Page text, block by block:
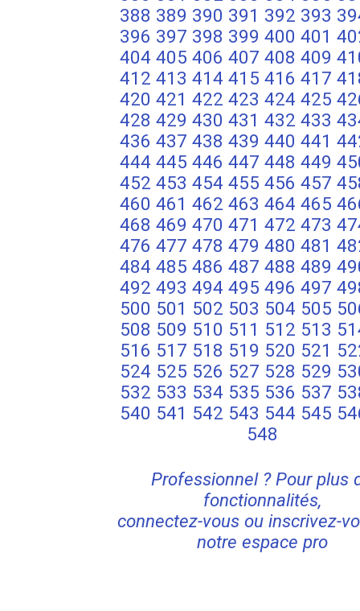
388 389 390 391 392 393
396 397 398 399 400 401
404 405 406 407 408 409
412 413 414 415 416 417
420 421 422 423 424 425
428 429 430 431 432 433
436 437 438 439 440 441
444 445 446 447 448 449
452 453 454 455 456 457
460 461 462 463 464 465
468 469 470 471 472 473
476 477 478 479 480 481
484 485 486 487 488 489
492 493 494 495 496 497
500 501 502 503 504 505
508 509 510 511 512 513
516 517 518 519 520 521
524 525 526 527 528 529
532 533 534 535 536 537
540 541 542 543 544 545
548
Professionnel ? Pour plus
fonctionnalités,
connectez-vous ou inscrivez-
notre espace pro